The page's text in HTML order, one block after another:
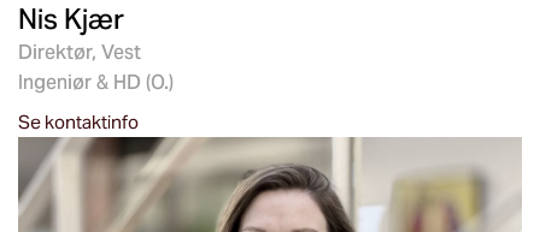
Nis Kjær
Direktør, Vest
Ingeniør & HD (O.)
Se kontaktinfo